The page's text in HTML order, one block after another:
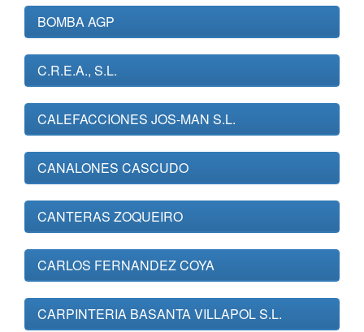
BOMBA AGP
C.R.E.A., S.L.
CALEFACCIONES JOS-MAN S.L.
CANALONES CASCUDO
CANTERAS ZOQUEIRO
CARLOS FERNANDEZ COYA
CARPINTERIA BASANTA VILLAPOL S.L.